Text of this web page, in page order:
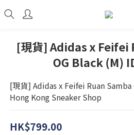
[現貨] Adidas x Feifei
OG Black (M)
[現貨] Adidas x Feifei Ruan
Hong Kong Sneaker Shop
HK$799.00